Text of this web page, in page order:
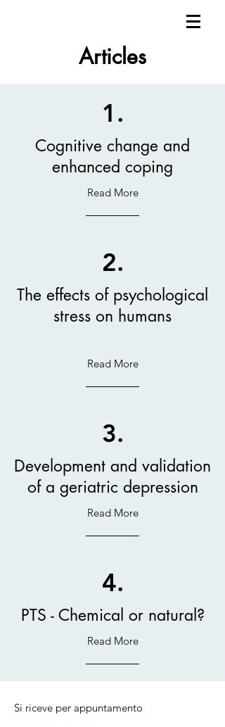
Articles
1.
Cognitive change and
enhanced coping
Read More
2.
The effects of psychological
stress on humans
Read More
3.
Development and validation
of a geriatric depression
Read More
4.
PTS - Chemical or natural?
Read More
Si riceve per appuntamento